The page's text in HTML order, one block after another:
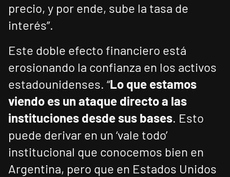
precio, y por ende, sube la tasa de
interés”.
Este doble efecto financiero está
erosionando la confianza en los activos
estadounidenses. “Lo que estamos
viendo es un ataque directo a las
instituciones desde sus bases. Esto
puede derivar en un ‘vale todo’
institucional que conocemos bien en
Argentina, pero que en Estados Unidos